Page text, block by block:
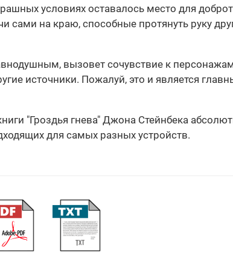
условиях оставалось место для
сами на краю, способные протянуть руку
вызовет сочувствие к
источники. Пожалуй, это и является
"Гроздья гнева" Джона Стейнбека
для самых разных устройств.